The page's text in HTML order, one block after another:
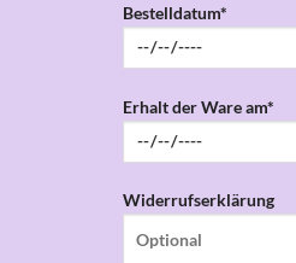
Bestelldatum*
Erhalt der Ware am*
Widerrufserklärung